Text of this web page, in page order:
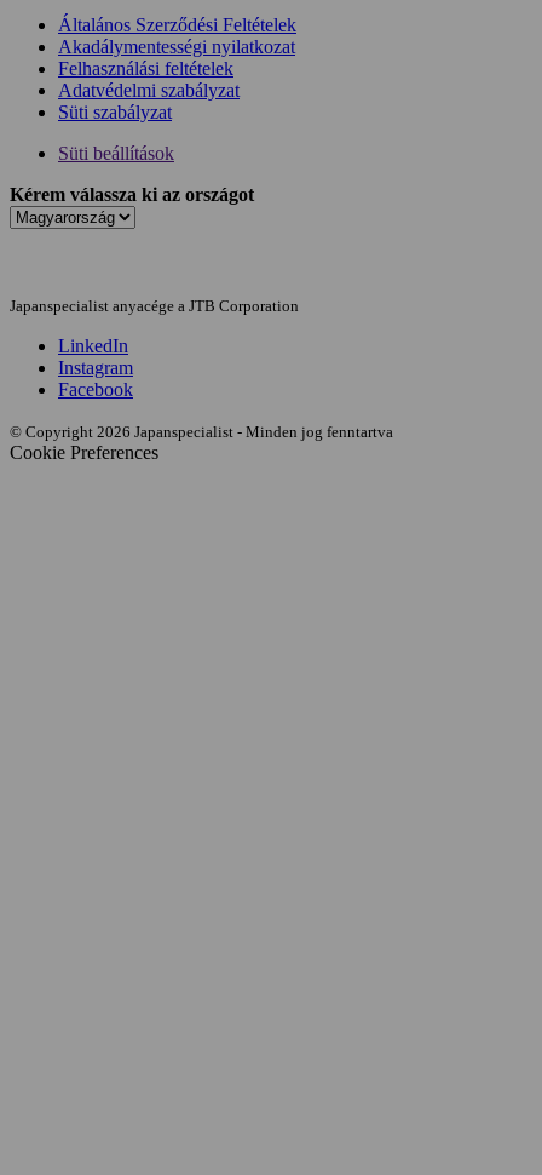
Általános Szerződési Feltételek
Akadálymentességi nyilatkozat
Felhasználási feltételek
Adatvédelmi szabályzat
Süti szabályzat
Süti beállítások
Kérem válassza ki az országot
Japanspecialist anyacége a JTB Corporation
LinkedIn
Instagram
Facebook
© Copyright 2026 Japanspecialist - Minden jog fenntartva
Cookie Preferences